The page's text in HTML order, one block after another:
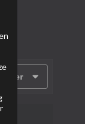
Filter